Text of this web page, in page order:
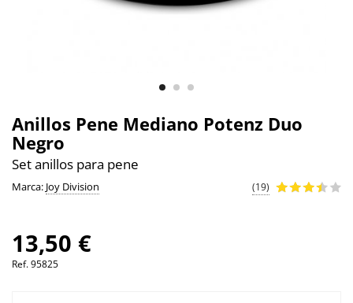
Anillos Pene Mediano Potenz Duo
Negro
Set anillos para pene
Marca: Joy Division (19)
13,50 €
Ref.95825